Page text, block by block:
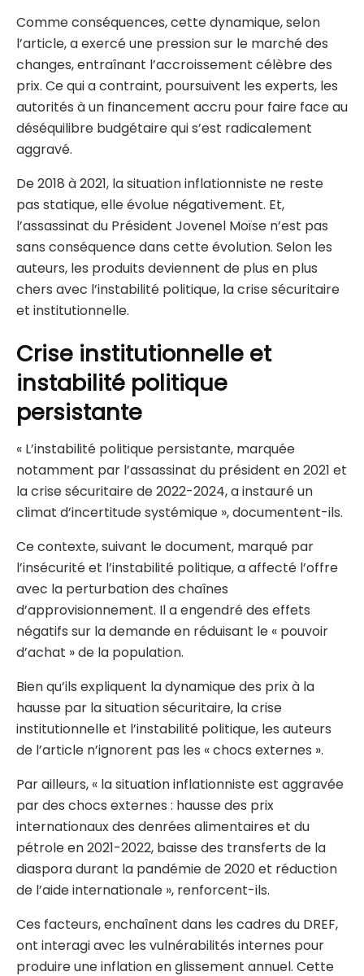
Comme conséquences, cette dynamique, selon
l’article, a exercé une pression sur le marché des
changes, entraînant l’accroissement célèbre des
prix. Ce qui a contraint, poursuivent les experts, les
autorités à un financement accru pour faire face au
déséquilibre budgétaire qui s’est radicalement
aggravé.
De 2018 à 2021, la situation inflationniste ne reste
pas statique, elle évolue négativement. Et,
l’assassinat du Président Jovenel Moïse n’est pas
sans conséquence dans cette évolution. Selon les
auteurs, les produits deviennent de plus en plus
chers avec l’instabilité politique, la crise sécuritaire
et institutionnelle.
Crise institutionnelle et
instabilité politique
persistante
« L’instabilité politique persistante, marquée
notamment par l’assassinat du président en 2021 et
la crise sécuritaire de 2022-2024, a instauré un
climat d’incertitude systémique », documentent-ils.
Ce contexte, suivant le document, marqué par
l’insécurité et l’instabilité politique, a affecté l’offre
avec la perturbation des chaînes
d’approvisionnement. Il a engendré des effets
négatifs sur la demande en réduisant le « pouvoir
d’achat » de la population.
Bien qu’ils expliquent la dynamique des prix à la
hausse par la situation sécuritaire, la crise
institutionnelle et l’instabilité politique, les auteurs
de l’article n’ignorent pas les « chocs externes ».
Par ailleurs, « la situation inflationniste est aggravée
par des chocs externes : hausse des prix
internationaux des denrées alimentaires et du
pétrole en 2021-2022, baisse des transferts de la
diaspora durant la pandémie de 2020 et réduction
de l’aide internationale », renforcent-ils.
Ces facteurs, enchaînent dans les cadres du DREF,
ont interagi avec les vulnérabilités internes pour
produire une inflation en glissement annuel. Cette